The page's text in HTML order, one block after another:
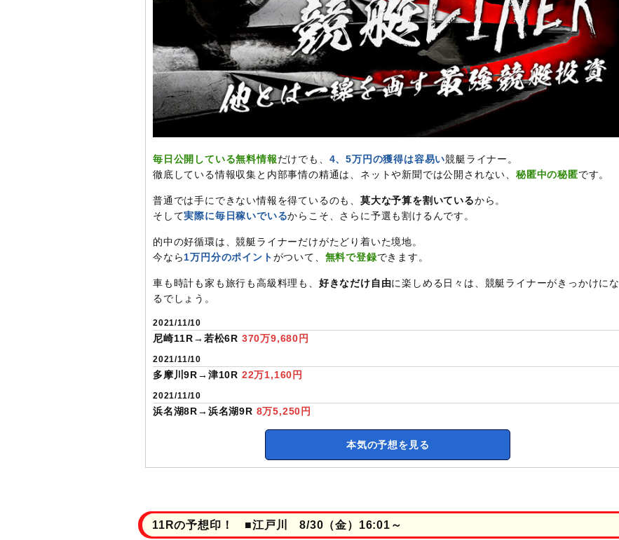
毎日公開している無料情報だけでも、 4、5万円の獲得は容易い競艇ライナー。
徹底している情報収集と内部事情の精通は、ネットや新聞では公開されない、 秘匿中の秘匿です。
普通では手にできない情報を得ているのも、 莫大な予算を割いているから。
そして実際に毎日稼いでいるからこそ、さらに予選も割けるんです。
的中の好循環は、競艇ライナーだけがたどり着いた境地。
今なら1万円分のポイントがついて、 無料で登録できます。
車も時計も家も旅行も高級料理も、 好きなだけ自由に楽しめる日々は、競艇ライナーがきっかけにな
るでしょう。
2021/11/10
尼崎11R→若松6R 370万9,680円
2021/11/10
多摩川9R→津10R 22万1,160円
2021/11/10
浜名湖8R→浜名湖9R 8万5,250円
本気の予想を見る
11Rの予想印！ ■江戸川 8/30（金）16:01～